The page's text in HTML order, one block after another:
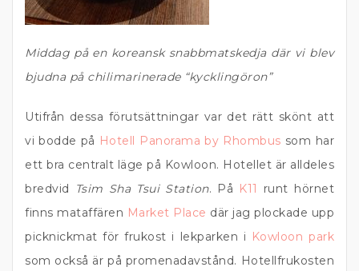
Middag på en koreansk snabbmatskedja där vi blev
bjudna på chilimarinerade “kycklingöron”
Utifrån dessa förutsättningar var det rätt skönt att
vi bodde på Hotell Panorama by Rhombus som har
ett bra centralt läge på Kowloon. Hotellet är alldeles
bredvid
Tsim Sha Tsui Station. På K11
runt hörnet
finns mataffären Market Place där jag plockade upp
picknickmat för frukost i lekparken i Kowloon park
som också är på promenadavstånd. Hotellfrukosten